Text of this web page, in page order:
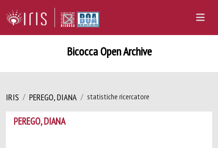
Bicocca Open Archive
IRIS PEREGO, DIANA statistiche ricercatore
PEREGO, DIANA